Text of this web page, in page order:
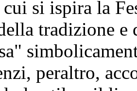
si ispira la
tradizione
peraltro,